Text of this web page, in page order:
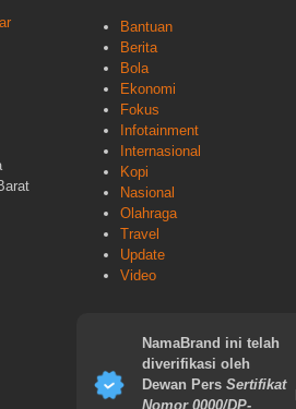
Bantuan
Berita
Bola
Ekonomi
Fokus
Infotainment
Internasional
Kopi
Nasional
Olahraga
Travel
Update
Video
NamaBrand ini telah
diverifikasi oleh
Dewan Pers Sertifikat
Nomor 0000/DP-